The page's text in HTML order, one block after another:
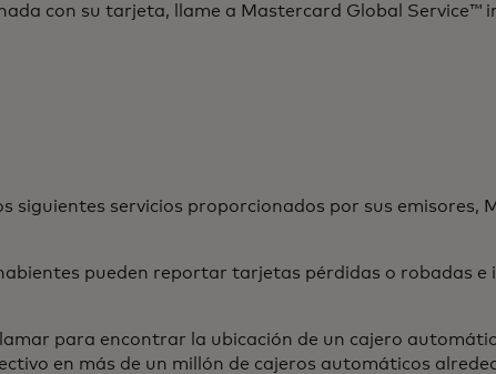
con su tarjeta, llame a Mastercard Global Service™
siguientes servicios proporcionados por sus emisores,
pueden reportar tarjetas pérdidas o robadas e
para encontrar la ubicación de un cajero
en más de un millón de cajeros automáticos